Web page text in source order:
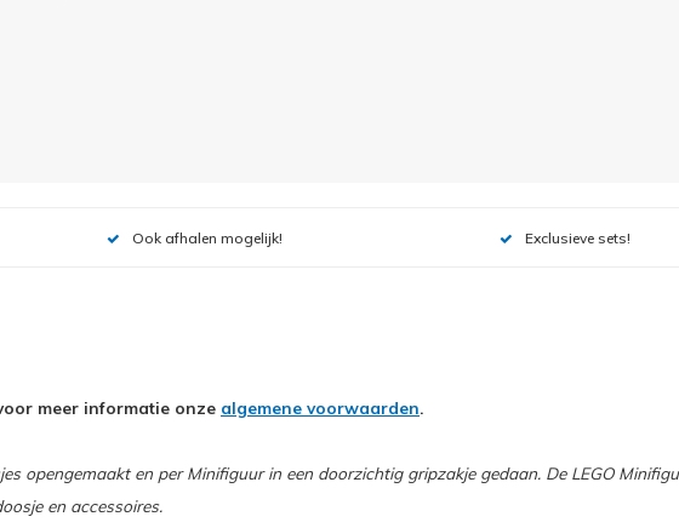
Ook afhalen mogelijk! Exclusieve sets!
meer informatie onze algemene voorwaarden.
opengemaakt en per Minifiguur in een doorzichtig gripzakje gedaan. De LEGO
en accessoires.